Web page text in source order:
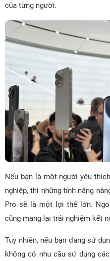
của từng người.
Nếu bạn là một người yêu
nghiệp, thì những tính năng
Pro sẽ là một lợi thế lớn.
cũng mang lại trải nghiệm kết
Tuy nhiên, nếu bạn đang sử
không có nhu cầu sử dụng